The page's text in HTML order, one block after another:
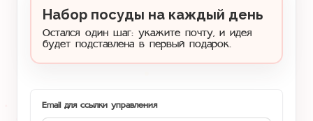
Набор посуды на каждый день
Остался один шаг: укажите почту, и идея
будет подставлена в первый подарок.
Email для ссылки управления